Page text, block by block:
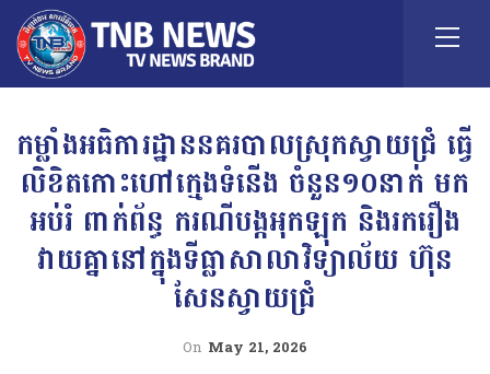
កម្លាំងអធិការដ្ឋាននគរបាលស្រុកស្វាយជ្រំ ធ្វើ
លិខិតកោះហៅក្មេងទំនើង ចំនួន១០នាក់ មក
អប់រំ ពាក់ព័ន្ធ ករណីបង្កអុកឡុក និងរករឿង
វាយគ្នានៅក្នុងទីធ្លាសាលាវិទ្យាល័យ ហ៊ុន
សែនស្វាយជ្រំ
On May 21, 2026